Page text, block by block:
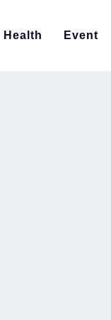
Health Event